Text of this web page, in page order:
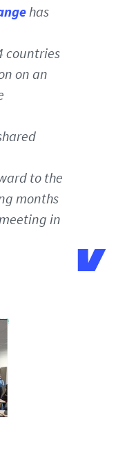
has
countries
on an
to the
months
in